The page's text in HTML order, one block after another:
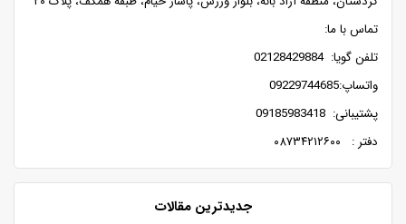
تماس با ما:
تلفن گویا: 02128429884
واتساپ:09229744685
پشتیبانی: 09185983418
دفتر : ۰۸۷۳۴۲۱۲۶۰۰
جدیدترین مقالات